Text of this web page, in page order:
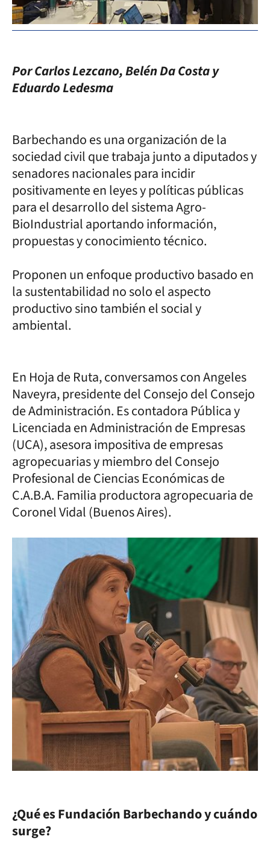
Por Carlos Lezcano, Belén Da Costa y
Eduardo Ledesma
Barbechando es una organización de la
sociedad civil que trabaja junto a diputados y
senadores nacionales para incidir
positivamente en leyes y políticas públicas
para el desarrollo del sistema Agro-
BioIndustrial aportando información,
propuestas y conocimiento técnico.
Proponen un enfoque productivo basado en
la sustentabilidad no solo el aspecto
productivo sino también el social y
ambiental.
En Hoja de Ruta, conversamos con Angeles
Naveyra, presidente del Consejo del Consejo
de Administración. Es contadora Pública y
Licenciada en Administración de Empresas
(UCA), asesora impositiva de empresas
agropecuarias y miembro del Consejo
Profesional de Ciencias Económicas de
C.A.B.A. Familia productora agropecuaria de
Coronel Vidal (Buenos Aires).
¿Qué es Fundación Barbechando y cuándo
surge?